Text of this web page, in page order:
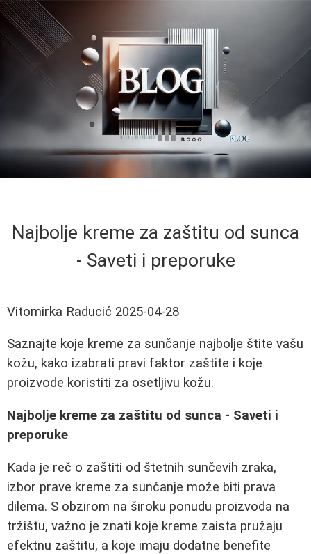
Najbolje kreme za zaštitu od sunca
- Saveti i preporuke
Vitomirka Raducić 2025-04-28
Saznajte koje kreme za sunčanje najbolje štite vašu
kožu, kako izabrati pravi faktor zaštite i koje
proizvode koristiti za osetljivu kožu.
Najbolje kreme za zaštitu od sunca - Saveti i
preporuke
Kada je reč o zaštiti od štetnih sunčevih zraka,
izbor prave kreme za sunčanje može biti prava
dilema. S obzirom na široku ponudu proizvoda na
tržištu, važno je znati koje kreme zaista pružaju
efektnu zaštitu, a koje imaju dodatne benefite